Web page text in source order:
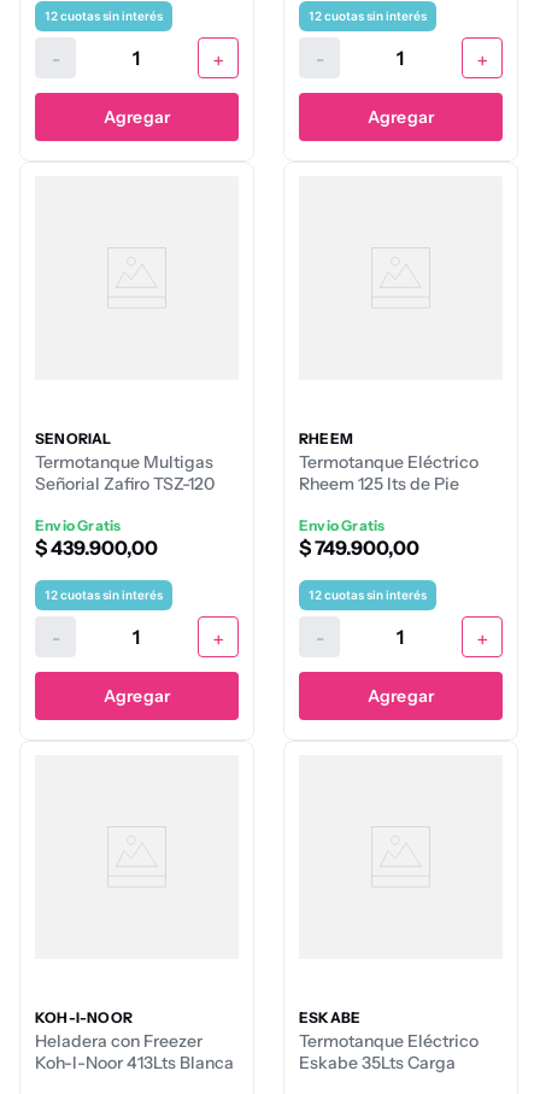
12cuotas sin interés
- +
Agregar
12cuotas sin interés
- +
Agregar
SEÑORIAL
Termotanque Multigas
Señorial Zafiro TSZ-120
Envio Gratis
$439.900,00
12cuotas sin interés
- +
Agregar
RHEEM
Termotanque Eléctrico
Rheem 125 lts de Pie
Envio Gratis
$749.900,00
12cuotas sin interés
- +
Agregar
KOH-I-NOOR
Heladera con Freezer
Koh-I-Noor 413Lts Blanca
ESKABE
Termotanque Eléctrico
Eskabe 35Lts Carga